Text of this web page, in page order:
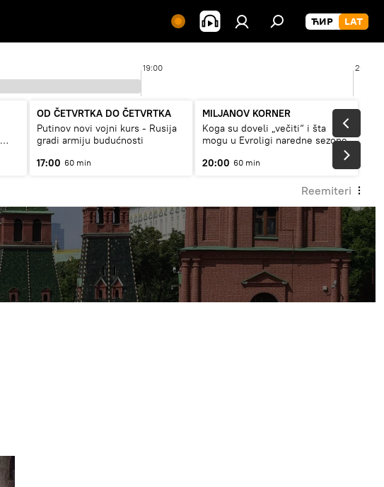
19:00 20:00
OD ČETVRTKA DO ČETVRTKA
Putinov novi vojni kurs - Rusija
gradi armiju budućnosti
17:00 60 min
MILJANOV KORNER
Koga su doveli „večiti“ i šta
mogu u Evroligi naredne sezone
20:00 60 min
Reemiteri